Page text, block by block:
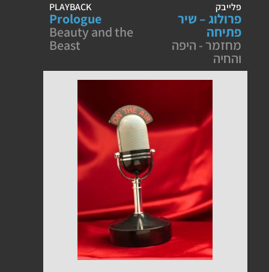
פלייבק
פרולוג – שיר
פתיחה
מחזמר - היפה
והחיה
PLAYBACK
Prologue
Beauty and the
Beast